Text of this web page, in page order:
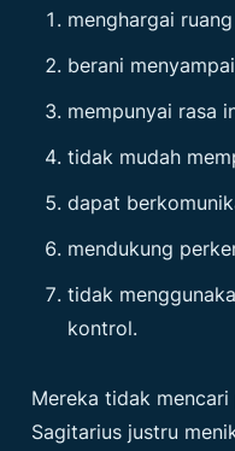
menghargai
berani
mempunyai rasa
tidak mudah
dapat
mendukung
tidak
kontrol.
Mereka tidak
Sagitarius justru